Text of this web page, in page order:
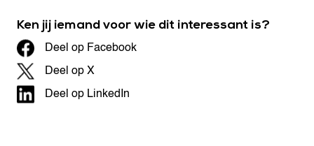
Ken jij iemand voor wie dit interessant is?
Deel op Facebook
Deel op X
Deel op LinkedIn